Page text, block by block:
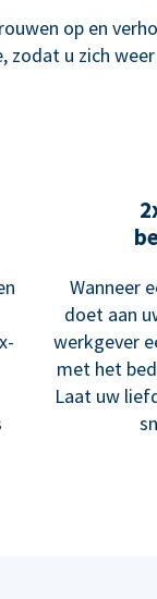
op en
zodat u zich
Wanneer
doet aan
werkgever
met het
Laat uw